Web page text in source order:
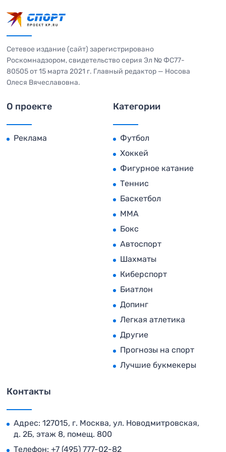
Сетевое издание (сайт) зарегистрировано
Роскомнадзором, свидетельство серия Эл № ФС77-
80505 от 15 марта 2021 г. Главный редактор — Носова
Олеся Вячеславовна.
О проекте
Реклама
Категории
Футбол
Хоккей
Фигурное катание
Теннис
Баскетбол
MMA
Бокс
Автоспорт
Шахматы
Киберспорт
Биатлон
Допинг
Легкая атлетика
Другие
Прогнозы на спорт
Лучшие букмекеры
Контакты
Адрес: 127015, г. Москва, ул. Новодмитровская,
д. 2Б, этаж 8, помещ. 800
Телефон: +7 (495) 777-02-82